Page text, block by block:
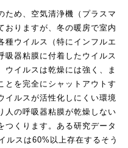
ため、空気清浄機（プラスマ
おりますが、冬の暖房で室内
種ウイルス（特にインフルエ
吸器粘膜に付着したウイルス
ウイルスは乾燥には強く、ま
とを完全にシャットアウトす
イルスが活性化しにくい環境
人の呼吸器粘膜が乾燥しない
つくります。ある研究データ
スは60%以上存在するそう